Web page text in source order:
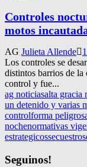
Controles
motos
AG Julieta Allende
Los controles se
distintos barrios de
control y fue...
ag noticiasalta gracia
un detenido y varias
controlforma
nochenormativas
estrategicossecuestro
Seguinos!